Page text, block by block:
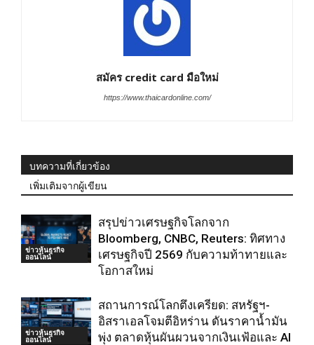
สมัคร credit card มือใหม่
https://www.thaicardonline.com/
บทความที่เกี่ยวข้อง
เพิ่มเติมจากผู้เขียน
ข่าวหุ้นธุรกิจ
ออนไลน์
สรุปข่าวเศรษฐกิจโลกจาก
Bloomberg, CNBC, Reuters: ทิศทาง
เศรษฐกิจปี 2569 กับความท้าทายและ
โอกาสใหม่
ข่าวหุ้นธุรกิจ
ออนไลน์
สถานการณ์โลกตึงเครียด: สหรัฐฯ-
อิสราเอลโจมตีอิหร่าน ดันราคาน้ำมัน
พุ่ง ตลาดหุ้นผันผวนจากเงินเฟ้อและ AI